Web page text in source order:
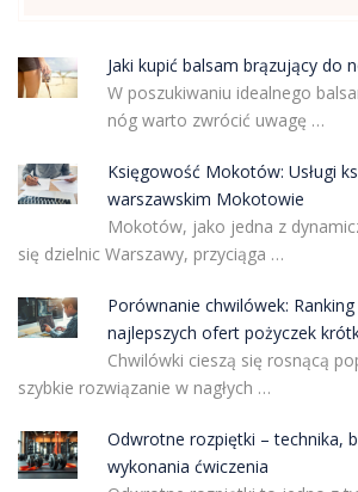
Jaki kupić balsam brązujący do
W poszukiwaniu idealnego
nóg warto zwrócić uwagę …
Księgowość Mokotów: Usługi
warszawskim Mokotowie
Mokotów, jako jedna z
się dzielnic Warszawy, przyciąga …
Porównanie chwilówek:
najlepszych ofert pożyczek
Chwilówki cieszą się rosnącą
szybkie rozwiązanie w nagłych …
Odwrotne rozpiętki – technika,
wykonania ćwiczenia